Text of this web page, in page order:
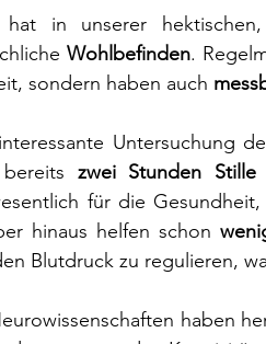
hat in unserer
Wohlbefinden.
sondern haben auch
Untersuchung
zwei Stunden Stille
für die
hinaus helfen schon
Blutdruck zu regulieren,
haben